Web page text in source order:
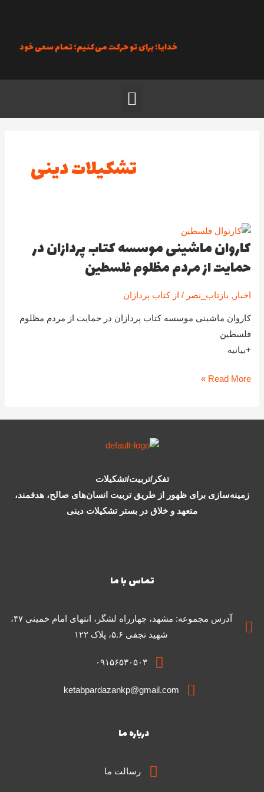
خدایا؛ برای تو حرکت می‌کنیم؛ تمام سعی خود را به
منو
تشکیلات دینی
کاروان ماشینی موسسه کتاب پردازان در
حمایت از مردم مظلوم فلسطین
اخبار , بازتاب_نصر / از کتاب پردازان
کاروان ماشینی موسسه کتاب پردازان در حمایت از مردم مظلوم
فلسطین
+بیانیه
کاروان
ماشینی
موسسه
کتاب
مردم
Read More »
تفکر/تربیت/تشکیلات
زمینه‌سازی برای ظهور از طریق تربیت انسان‌های صالح، هدفمند،
متعهد و خلاق در بستر تشکیلات دینی
تماس با ما
آدرس مجموعه: مشهد، چهارراه لشگر، انتهای امام خمینی ۴۷،
شهید نجفی ۵.۶، پلاک ۱۲۲
۰۹۱۵۶۵۳۰۵۰۳
ketabpardazankp@gmail.com
درباره ما
رسالت ما